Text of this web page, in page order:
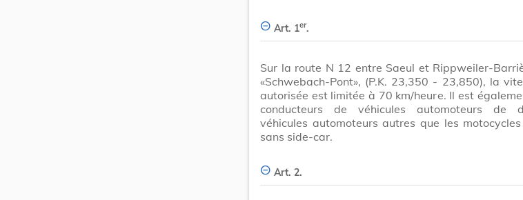
Art. 1er.
Sur la route N 12 entre Saeul et Rippweiler-
«Schwebach-Pont», (P.K. 23,350 - 23,850), la
autorisée est limitée à 70 km/heure. Il est
conducteurs de véhicules automoteurs de
véhicules automoteurs autres que les
sans side-car.
Art. 2.